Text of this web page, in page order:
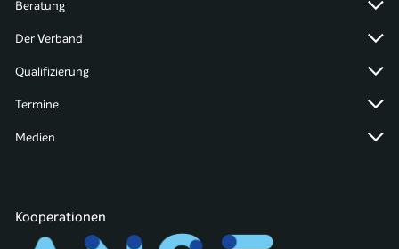
Beratung
Der Verband
Qualifizierung
Termine
Medien
Kooperationen